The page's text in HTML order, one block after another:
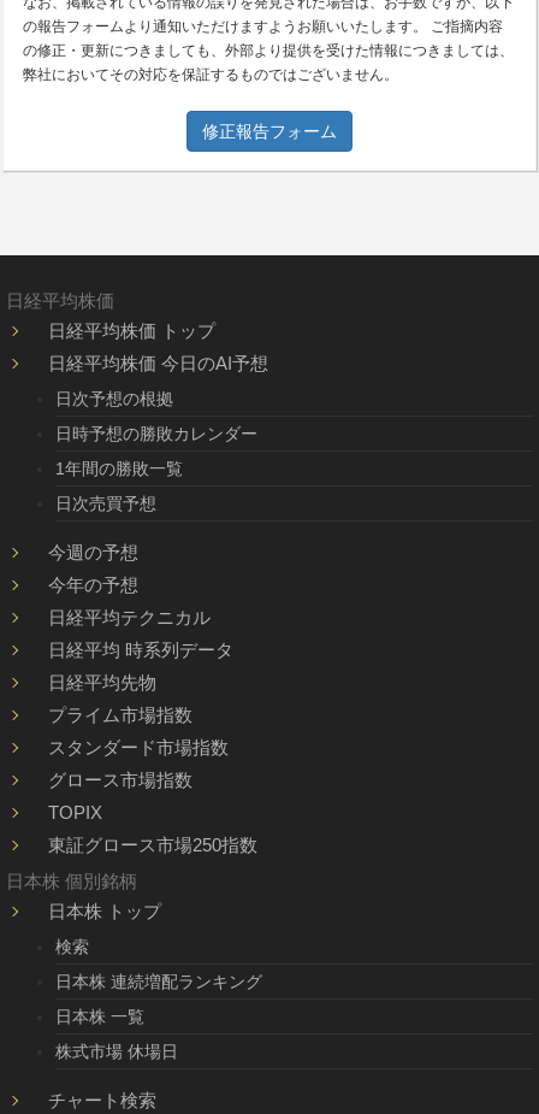
の報告フォームより通知いただけますようお願いいたします。 ご指摘内容
の修正・更新につきましても、外部より提供を受けた情報につきましては、
弊社においてその対応を保証するものではございません。
修正報告フォーム
日経平均株価
日経平均株価 トップ
日経平均株価 今日のAI予想
日次予想の根拠
日時予想の勝敗カレンダー
1年間の勝敗一覧
日次売買予想
今週の予想
今年の予想
日経平均テクニカル
日経平均 時系列データ
日経平均先物
プライム市場指数
スタンダード市場指数
グロース市場指数
TOPIX
東証グロース市場250指数
日本株 個別銘柄
日本株 トップ
検索
日本株 連続増配ランキング
日本株 一覧
株式市場 休場日
チャート検索